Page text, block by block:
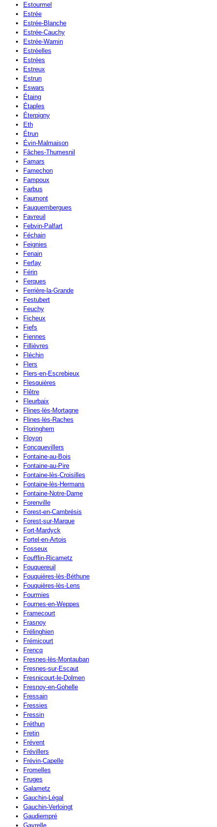
Estourmel
Estrée
Estrée-Blanche
Estrée-Cauchy
Estrée-Wamin
Estréelles
Estrées
Estreux
Estrun
Eswars
Étaing
Étaples
Éterpigny
Eth
Étrun
Évin-Malmaison
Fâches-Thumesnil
Famars
Famechon
Fampoux
Farbus
Faumont
Fauquembergues
Favreuil
Febvin-Palfart
Féchain
Feignies
Fenain
Ferfay
Férin
Ferques
Ferrière-la-Grande
Festubert
Feuchy
Ficheux
Fiefs
Fiennes
Fillièvres
Fléchin
Flers
Flers-en-Escrebieux
Flesquières
Flêtre
Fleurbaix
Flines-lès-Mortagne
Flines-lès-Raches
Floringhem
Floyon
Foncquevillers
Fontaine-au-Bois
Fontaine-au-Pire
Fontaine-lès-Croisilles
Fontaine-lès-Hermans
Fontaine-Notre-Dame
Forenville
Forest-en-Cambrésis
Forest-sur-Marque
Fort-Mardyck
Fortel-en-Artois
Fosseux
Foufflin-Ricametz
Fouquereuil
Fouquières-lès-Béthune
Fouquières-lès-Lens
Fourmies
Fournes-en-Weppes
Framecourt
Frasnoy
Frélinghien
Frémicourt
Frencq
Fresnes-lès-Montauban
Fresnes-sur-Escaut
Fresnicourt-le-Dolmen
Fresnoy-en-Gohelle
Fressain
Fressies
Fressin
Fréthun
Fretin
Frévent
Frévillers
Frévin-Capelle
Fromelles
Fruges
Galametz
Gauchin-Légal
Gauchin-Verloingt
Gaudiempré
Gavrelle